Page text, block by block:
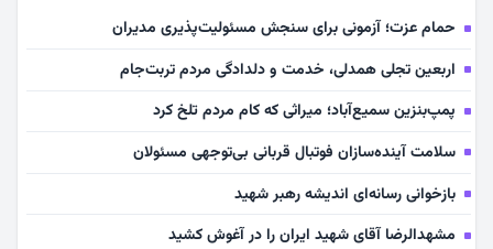
حمام عزت؛ آزمونی برای سنجش مسئولیت‌پذیری مدیران
اربعین تجلی همدلی، خدمت و دلدادگی مردم تربت‌جام
پمپ‌بنزین سمیع‌آباد؛ میراثی که کام مردم تلخ کرد
سلامت آینده‌سازان فوتبال قربانی بی‌توجهی مسئولان
بازخوانی رسانه‌ای اندیشه رهبر شهید
مشهدالرضا آقای شهید ایران را در آغوش کشید